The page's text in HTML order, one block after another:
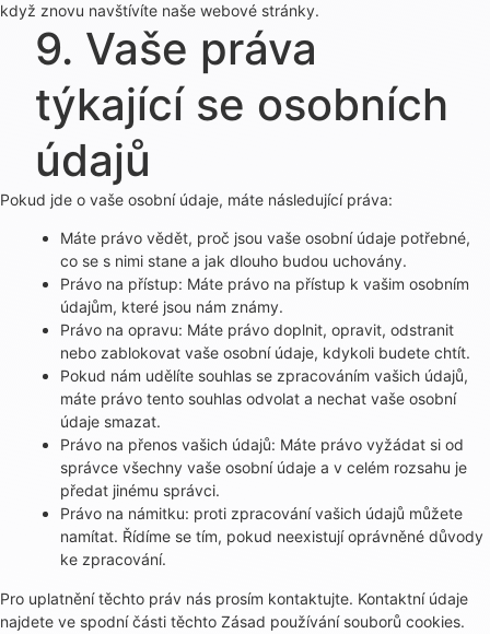
když znovu navštívíte naše webové stránky.
9. Vaše práva
týkající se osobních
údajů
Pokud jde o vaše osobní údaje, máte následující práva:
Máte právo vědět, proč jsou vaše osobní údaje potřebné,
co se s nimi stane a jak dlouho budou uchovány.
Právo na přístup: Máte právo na přístup k vašim osobním
údajům, které jsou nám známy.
Právo na opravu: Máte právo doplnit, opravit, odstranit
nebo zablokovat vaše osobní údaje, kdykoli budete chtít.
Pokud nám udělíte souhlas se zpracováním vašich údajů,
máte právo tento souhlas odvolat a nechat vaše osobní
údaje smazat.
Právo na přenos vašich údajů: Máte právo vyžádat si od
správce všechny vaše osobní údaje a v celém rozsahu je
předat jinému správci.
Právo na námitku: proti zpracování vašich údajů můžete
namítat. Řídíme se tím, pokud neexistují oprávněné důvody
ke zpracování.
Pro uplatnění těchto práv nás prosím kontaktujte. Kontaktní údaje
najdete ve spodní části těchto Zásad používání souborů cookies.